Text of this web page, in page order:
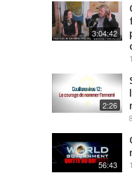
3:04:42
2:26
56:43